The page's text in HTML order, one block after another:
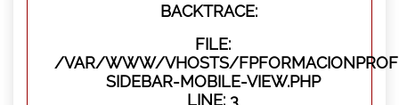
BACKTRACE:
FILE:
/VAR/WWW/VHOSTS/
SIDEBAR-MOBILE-VIEW.PHP
LINE: 3